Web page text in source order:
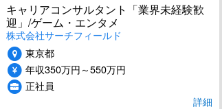
キャリアコンサルタント「業界未経験歓
迎」/ゲーム・エンタメ
株式会社サーチフィールド
東京都
年収350万円～550万円
正社員
詳細